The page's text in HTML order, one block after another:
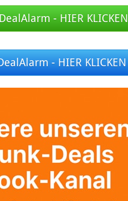
- HIER KLICKEN
- HIER KLICKEN